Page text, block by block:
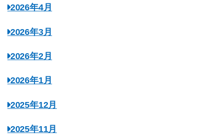
2026年4月
2026年3月
2026年2月
2026年1月
2025年12月
2025年11月